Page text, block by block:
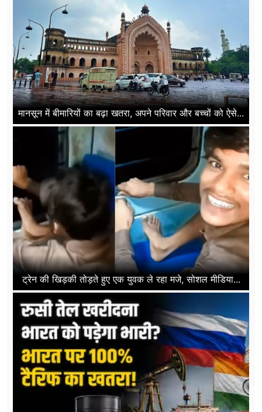
मानसून में बीमारियों का बढ़ा खतरा, अपने परिवार और बच्चों को ऐसे...
ट्रेन की खिड़की तोड़ते हुए एक युवक ले रहा मजे, सोशल मीडिया...